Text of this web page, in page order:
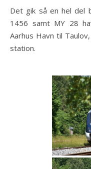
Det gik så en hel del
1456 samt MY 28
Aarhus Havn til
station.